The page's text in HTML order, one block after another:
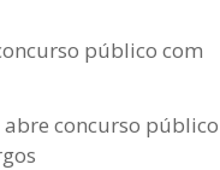
público com
concurso público